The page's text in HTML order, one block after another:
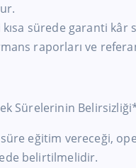
sürede garanti kâr
raporları ve
Sürelerinin
eğitim vereceği,
belirtilmelidir.